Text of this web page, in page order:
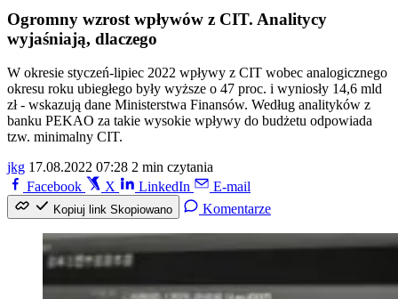
Ogromny wzrost wpływów z CIT. Analitycy
wyjaśniają, dlaczego
W okresie styczeń-lipiec 2022 wpływy z CIT wobec analogicznego
okresu roku ubiegłego były wyższe o 47 proc. i wyniosły 14,6 mld
zł - wskazują dane Ministerstwa Finansów. Według analityków z
banku PEKAO za takie wysokie wpływy do budżetu odpowiada
tzw. minimalny CIT.
jkg 17.08.2022 07:28 2 min czytania
Facebook
X LinkedIn E-mail
Kopiuj link Skopiowano Komentarze